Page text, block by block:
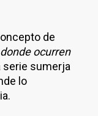
de
ocurren
serie sumerja
lo